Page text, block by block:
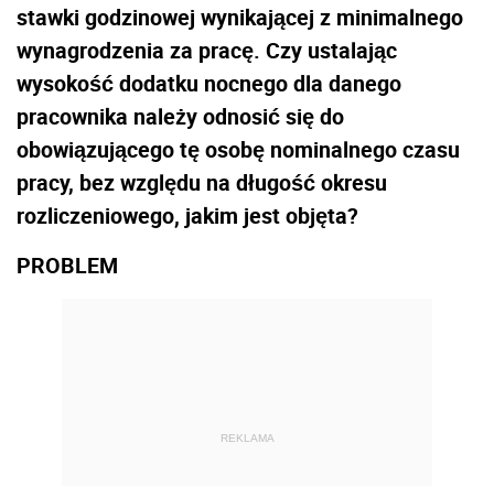
stawki godzinowej wynikającej z minimalnego
wynagrodzenia za pracę. Czy ustalając
wysokość dodatku nocnego dla danego
pracownika należy odnosić się do
obowiązującego tę osobę nominalnego czasu
pracy, bez względu na długość okresu
rozliczeniowego, jakim jest objęta?
PROBLEM
REKLAMA